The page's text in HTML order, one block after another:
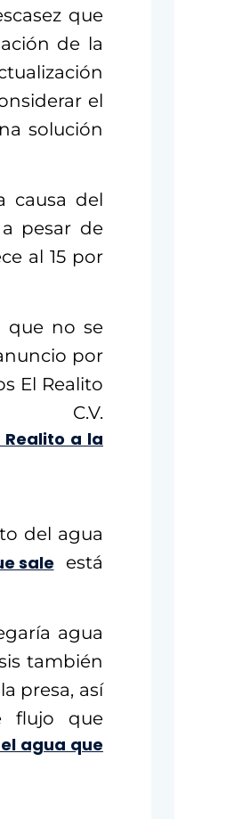
que
de la
el
solución
causa del
pesar de
al 15 por
que no se
por
El Realito
a la
del agua
sale está
agua
también
presa, así
flujo que
agua que